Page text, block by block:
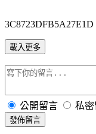
3C8723DFB5A27E1D
載入更多
公開留言 私
發佈留言